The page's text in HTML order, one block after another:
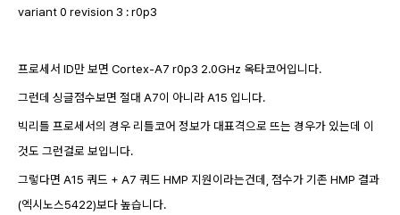
variant 0 revision 3 : r0p3
프로세서 ID만 보면 Cortex-A7 r0p3 2.0GHz 옥타코어입니다.
그런데 싱글점수보면 절대 A7이 아니라 A15 입니다.
빅리틀 프로세서의 경우 리틀코어 정보가 대표격으로 뜨는 경우가 있는데 이
것도 그런걸로 보입니다.
그렇다면 A15 쿼드 + A7 쿼드 HMP 지원이라는건데, 점수가 기존 HMP 결과
(엑시노스5422)보다높습니다.